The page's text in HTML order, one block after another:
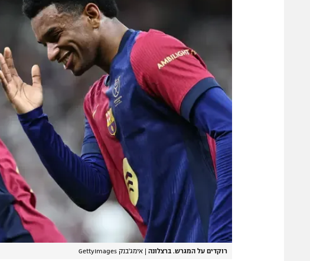
רוקדים על המגרש. ברצלונה אימג'בנק GettyImages